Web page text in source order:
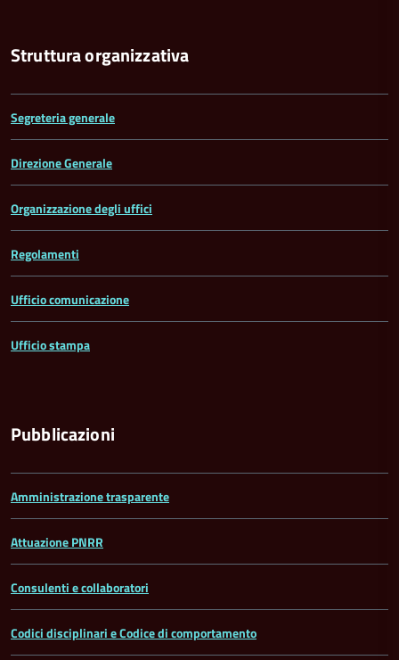
Struttura organizzativa
Segreteria generale
Direzione Generale
Organizzazione degli uffici
Regolamenti
Ufficio comunicazione
Ufficio stampa
Pubblicazioni
Amministrazione trasparente
Attuazione PNRR
Consulenti e collaboratori
Codici disciplinari e Codice di comportamento